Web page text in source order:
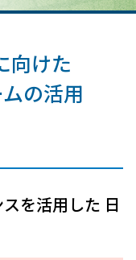
向けた
の活用
を活用した 日